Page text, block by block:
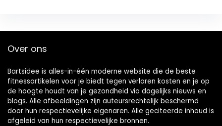
Over ons
Bartsidee is alles-in-één moderne website die de beste
fitnessartikelen voor je biedt tegen verloren kosten en je op
de hoogte houdt van je gezondheid via dagelijks nieuws en
blogs. Alle afbeeldingen zijn auteursrechtelijk beschermd
door hun respectievelijke eigenaren. Alle geciteerde inhoud is
afgeleid van hun respectievelijke bronnen.